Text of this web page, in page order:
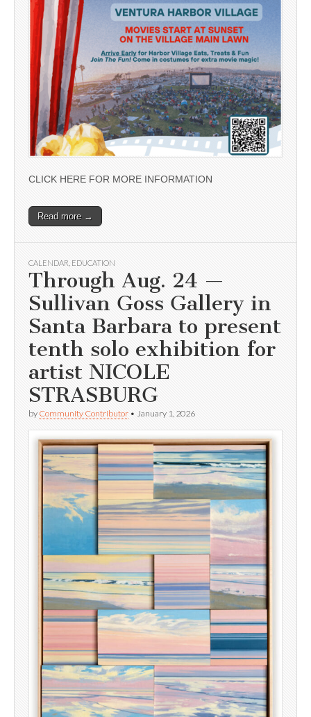
CLICK HERE FOR MORE INFORMATION
Read more →
CALENDAR EDUCATION
Through Aug. 24 —
Sullivan Goss Gallery in
Santa Barbara to present
tenth solo exhibition for
artist NICOLE
STRASBURG
by Community Contributor • January 1, 2026